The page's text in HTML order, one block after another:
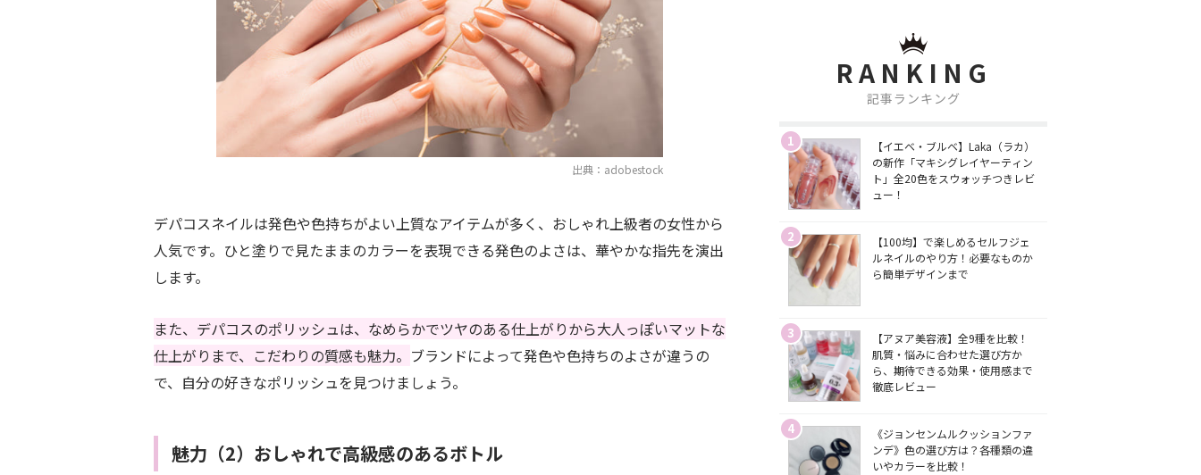
出典：adobestock
デパコスネイルは発色や色持ちがよい上質なアイテムが多く、おしゃれ上級者の女性から
人気です。ひと塗りで見たままのカラーを表現できる発色のよさは、華やかな指先を演出
します。
また、デパコスのポリッシュは、なめらかでツヤのある仕上がりから大人っぽいマットな
仕上がりまで、こだわりの質感も魅力。 ブランドによって発色や色持ちのよさが違うの
で、自分の好きなポリッシュを見つけましょう。
魅力（2）おしゃれで高級感のあるボトル
RANKING
記事ランキング
1
【イエベ・ブルベ】Laka（ラカ）
の新作「マキシグレイヤーティン
ト」全20色をスウォッチつきレビ
ュー！
2
【100均】で楽しめるセルフジェ
ルネイルのやり方！必要なものか
ら簡単デザインまで
3
【アヌア美容液】全9種を比較！
肌質・悩みに合わせた選び方か
ら、期待できる効果・使用感まで
徹底レビュー
4
《ジョンセンムルクッションファ
ンデ》色の選び方は？各種類の違
いやカラーを比較！